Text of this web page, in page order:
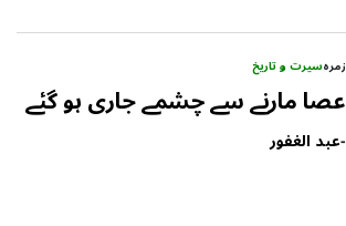
زمرہسیرت و تاریخ
عصا مارنے سے چشمے جاری ہو گئے
-عبد الغفور